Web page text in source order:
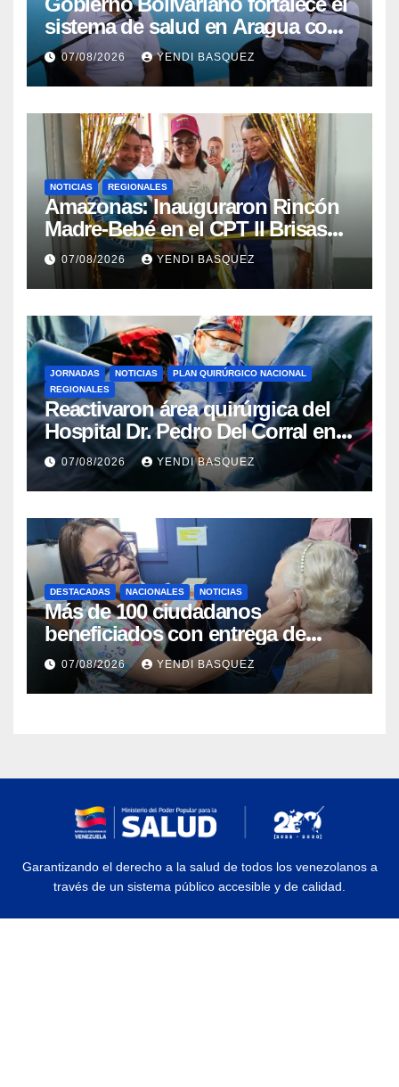
sistema de salud en Aragua con
la reinauguración del CDI La
Mora
07/08/2026 YENDI BASQUEZ
NOTICIAS REGIONALES
​Amazonas: Inauguraron Rincón
Madre-Bebé en el CPT II Brisas
del Aeropuerto ​Inauguraron
Rincón
07/08/2026 YENDI BASQUEZ
JORNADAS NOTICIAS
PLAN QUIRÚRGICO NACIONAL
REGIONALES
Reactivaron área quirúrgica del
Hospital Dr. Pedro Del Corral en
Guárico
07/08/2026 YENDI BASQUEZ
DESTACADAS NACIONALES NOTICIAS
Más de 100 ciudadanos
beneficiados con entrega de
prótesis auditivas en el Centro de
Rehabilitación J.J. Arvelo
07/08/2026 YENDI BASQUEZ
Garantizando el derecho a la salud de todos los venezolanos a
través de un sistema público accesible y de calidad.